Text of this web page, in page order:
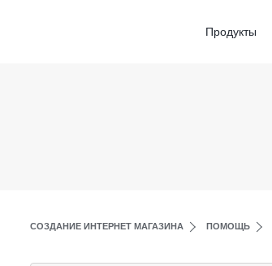
Продукты
СОЗДАНИЕ ИНТЕРНЕТ МАГАЗИНА ПОМОЩЬ